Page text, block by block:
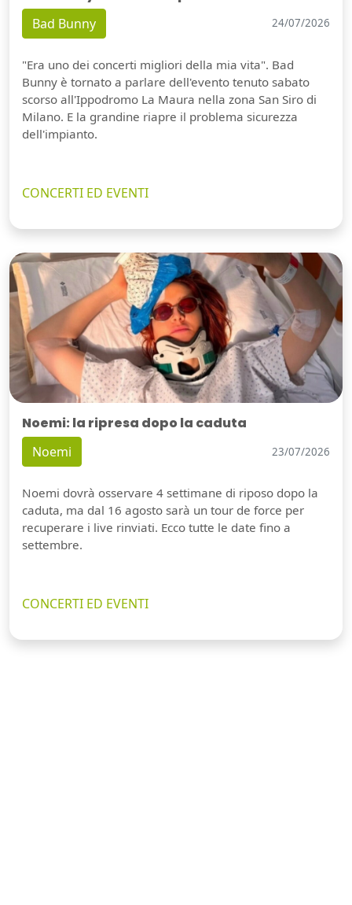
Bad Bunny 24/07/2026
"Era uno dei concerti migliori della mia vita". Bad
Bunny è tornato a parlare dell'evento tenuto sabato
scorso all'Ippodromo La Maura nella zona San Siro di
Milano. E la grandine riapre il problema sicurezza
dell'impianto.
CONCERTI ED EVENTI
Noemi: la ripresa dopo la caduta
Noemi 23/07/2026
Noemi dovrà osservare 4 settimane di riposo dopo la
caduta, ma dal 16 agosto sarà un tour de force per
recuperare i live rinviati. Ecco tutte le date fino a
settembre.
CONCERTI ED EVENTI